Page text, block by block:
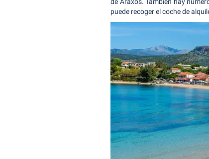
puede recoger el coche de